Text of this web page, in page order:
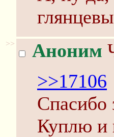
>> Аноним
>>17106
Спасибо
Куплю и